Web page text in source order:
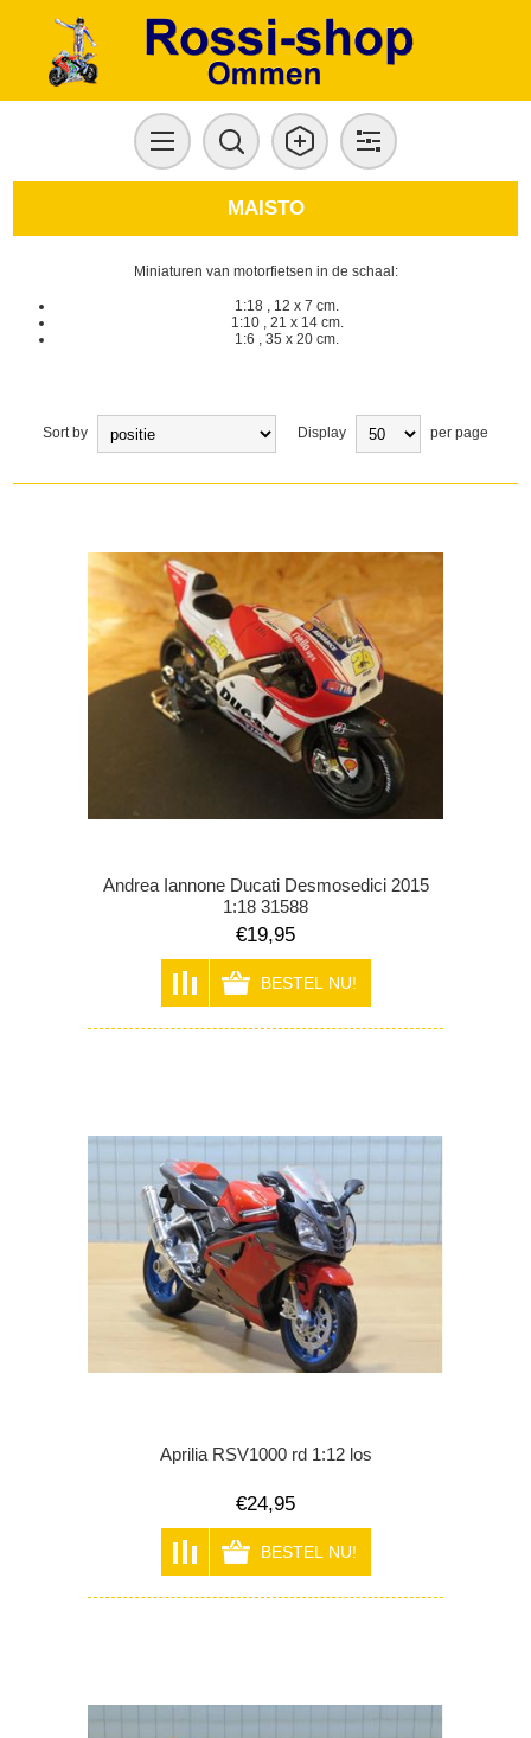
MAISTO
Miniaturen van motorfietsen in de schaal:
1:18 , 12 x 7 cm.
1:10 , 21 x 14 cm.
1:6 , 35 x 20 cm.
Sort by Display per page
Andrea Iannone Ducati Desmosedici 2015
1:18 31588
€19,95
Aprilia RSV1000 rd 1:12 los
€24,95